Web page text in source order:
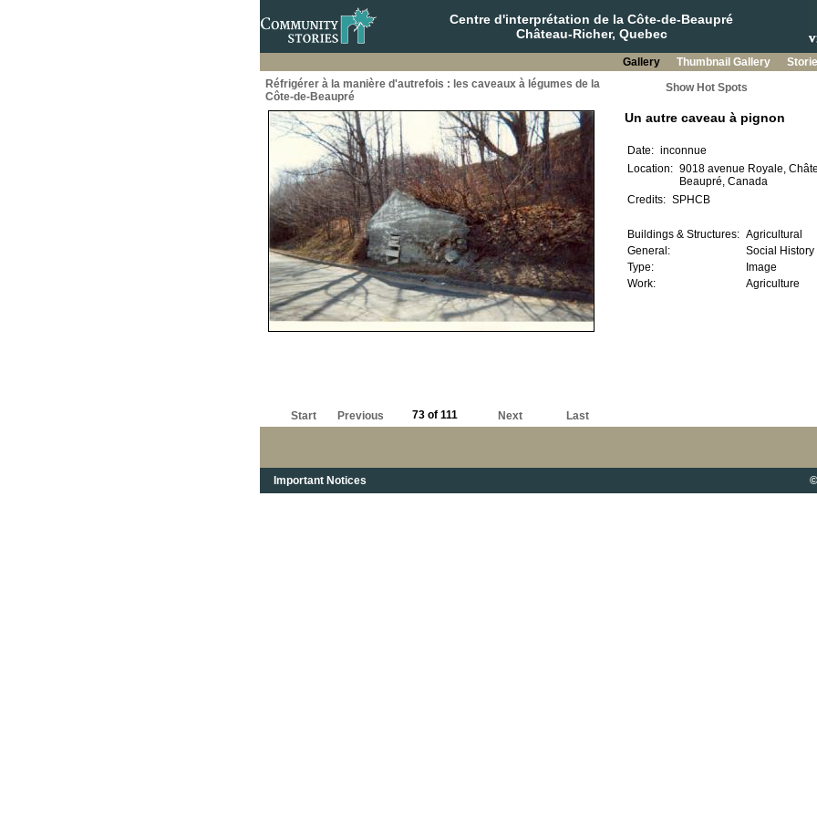
Centre d'interprétation de la Côte-de-Beaupré
Château-Richer, Quebec
Gallery Thumbnail Gallery
Réfrigérer à la manière d'autrefois : les caveaux à légumes de la
Côte-de-Beaupré
Show Hot Spots
Start Previous 73 of 111 Next Last
Important Notices